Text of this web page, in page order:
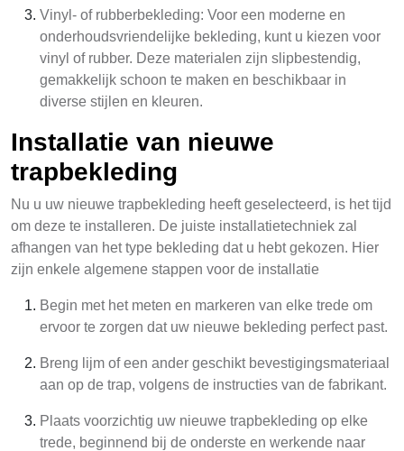
Vinyl- of rubberbekleding: Voor een moderne en
onderhoudsvriendelijke bekleding, kunt u kiezen voor
vinyl of rubber. Deze materialen zijn slipbestendig,
gemakkelijk schoon te maken en beschikbaar in
diverse stijlen en kleuren.
Installatie van nieuwe
trapbekleding
Nu u uw nieuwe trapbekleding heeft geselecteerd, is het tijd
om deze te installeren. De juiste installatietechniek zal
afhangen van het type bekleding dat u hebt gekozen. Hier
zijn enkele algemene stappen voor de installatie
Begin met het meten en markeren van elke trede om
ervoor te zorgen dat uw nieuwe bekleding perfect past.
Breng lijm of een ander geschikt bevestigingsmateriaal
aan op de trap, volgens de instructies van de fabrikant.
Plaats voorzichtig uw nieuwe trapbekleding op elke
trede, beginnend bij de onderste en werkende naar